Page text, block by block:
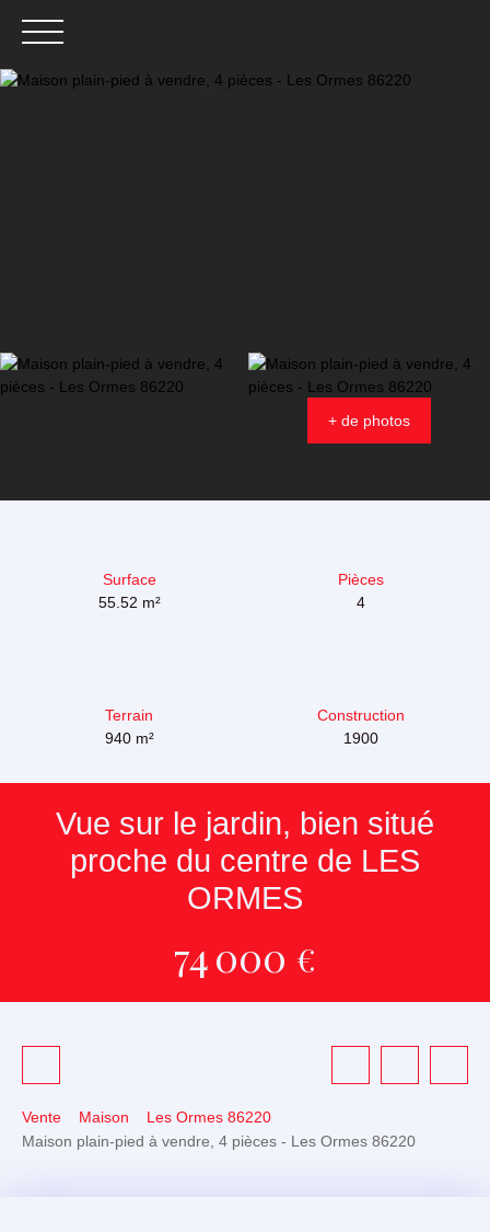
+ de photos
Surface
55.52 m²
Pièces
4
Terrain
940 m²
Construction
1900
Vue sur le jardin, bien situé
proche du centre de LES
ORMES
74 000 €
Vente Maison
Les Ormes 86220
Maison plain-pied à vendre, 4 pièces - Les Ormes 86220